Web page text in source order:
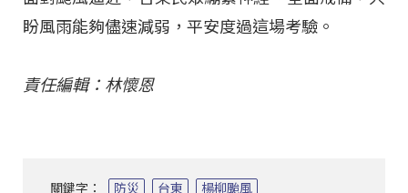
盼風雨能夠儘速減弱，平安度過這場考驗。
責任編輯：林懷恩
關鍵字： 防災 台東 楊柳颱風